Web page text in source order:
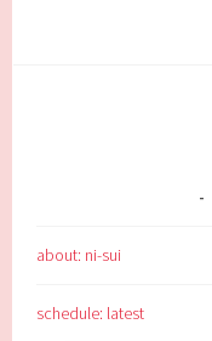
about: ni-sui
schedule: latest